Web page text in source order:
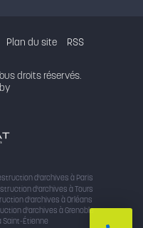
Plan du site RSS
droits réservés.
d'archives à Paris
d'archives à Tours
d'archives à Orléans
d'archives à Grenoble
Étienne